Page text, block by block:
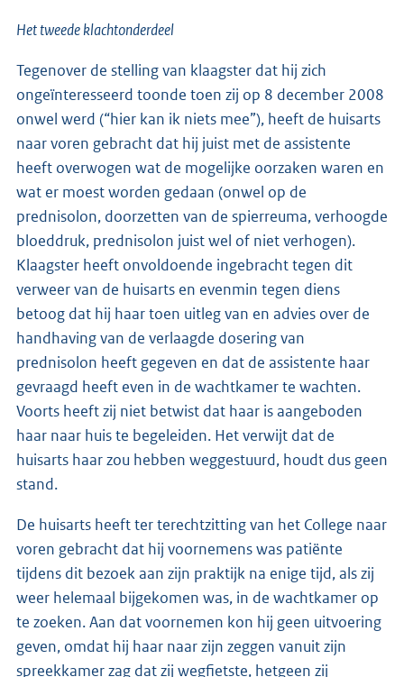
Het tweede klachtonderdeel
Tegenover de stelling van klaagster dat hij zich
ongeïnteresseerd toonde toen zij op 8 december 2008
onwel werd (“hier kan ik niets mee”), heeft de huisarts
naar voren gebracht dat hij juist met de assistente
heeft overwogen wat de mogelijke oorzaken waren en
wat er moest worden gedaan (onwel op de
prednisolon, doorzetten van de spierreuma, verhoogde
bloeddruk, prednisolon juist wel of niet verhogen).
Klaagster heeft onvoldoende ingebracht tegen dit
verweer van de huisarts en evenmin tegen diens
betoog dat hij haar toen uitleg van en advies over de
handhaving van de verlaagde dosering van
prednisolon heeft gegeven en dat de assistente haar
gevraagd heeft even in de wachtkamer te wachten.
Voorts heeft zij niet betwist dat haar is aangeboden
haar naar huis te begeleiden. Het verwijt dat de
huisarts haar zou hebben weggestuurd, houdt dus geen
stand.
De huisarts heeft ter terechtzitting van het College naar
voren gebracht dat hij voornemens was patiënte
tijdens dit bezoek aan zijn praktijk na enige tijd, als zij
weer helemaal bijgekomen was, in de wachtkamer op
te zoeken. Aan dat voornemen kon hij geen uitvoering
geven, omdat hij haar naar zijn zeggen vanuit zijn
spreekkamer zag dat zij wegfietste, hetgeen zij